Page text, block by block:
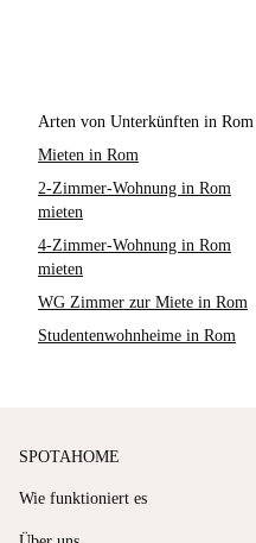
Arten von Unterkünften in Rom
Mieten in Rom
2-Zimmer-Wohnung in Rom
mieten
4-Zimmer-Wohnung in Rom
mieten
WG Zimmer zur Miete in Rom
Studentenwohnheime in Rom
SPOTAHOME
Wie funktioniert es